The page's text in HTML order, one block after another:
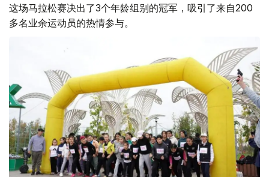
这场马拉松赛决出了3个年龄组别的冠军，吸引了来自200
多名业余运动员的热情参与。